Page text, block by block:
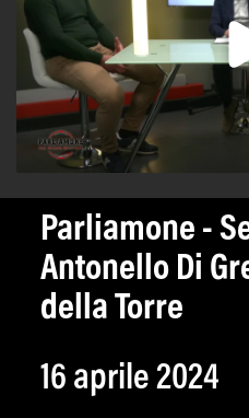
Parliamone -
Antonello Di
della Torre
16 aprile 2024